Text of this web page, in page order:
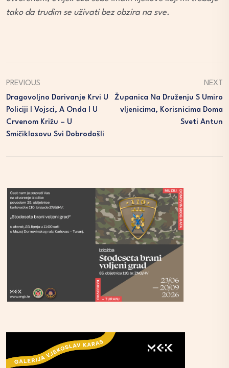
tako da trudim se uživati bez obzira na sve.
PREVIOUS
Dragovoljno Darivanje Krvi U
Policiji I Vojsci, A Onda I U
Crvenom Križu – U
Smičiklasovu Svi Dobrodošli
NEXT
Županica Na Druženju S Umiro
Vljenicima, Korisnicima Doma
Sveti Antun